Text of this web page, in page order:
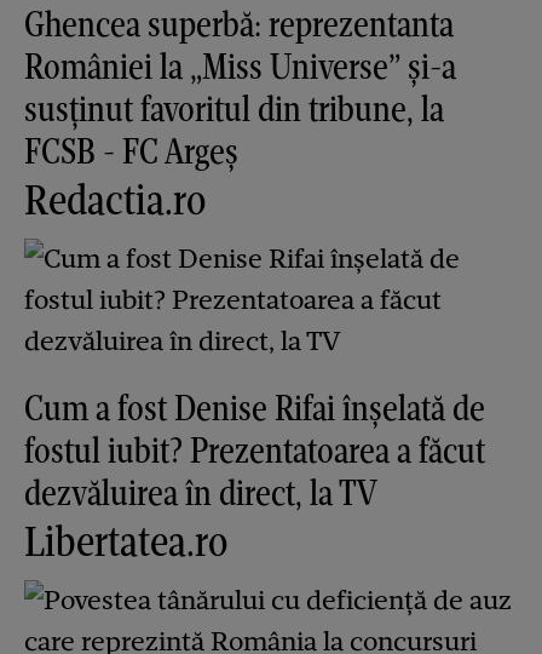
Ghencea superbă: reprezentanta
României la „Miss Universe” și-a
susținut favoritul din tribune, la
FCSB - FC Argeș
Redactia.ro
Cum a fost Denise Rifai înșelată de
fostul iubit? Prezentatoarea a făcut
dezvăluirea în direct, la TV
Libertatea.ro